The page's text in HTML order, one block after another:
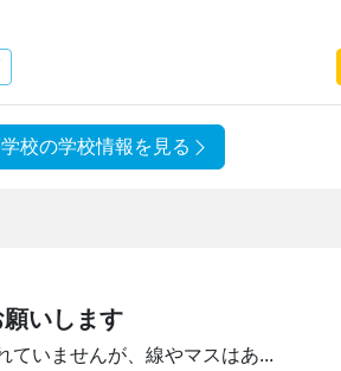
校の学校情報を見る
いします
ていませんが、線やマスはあ...